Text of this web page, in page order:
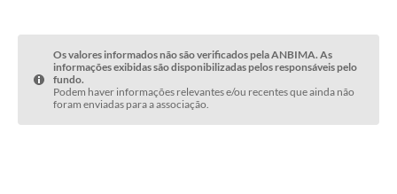
Os valores informados não são verificados pela ANBIMA. As
informações exibidas são disponibilizadas pelos responsáveis pelo
fundo.
Podem haver informações relevantes e/ou recentes que ainda não
foram enviadas para a associação.